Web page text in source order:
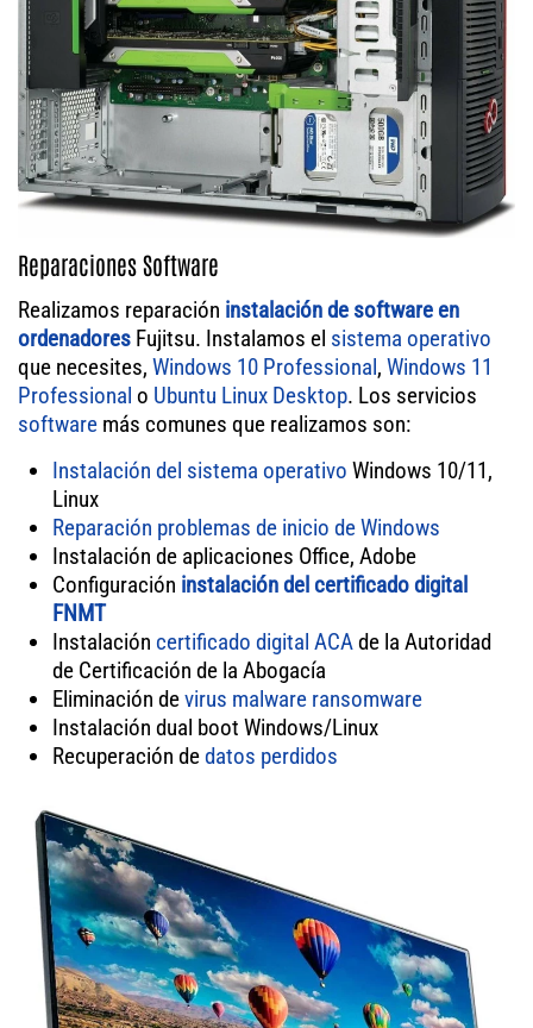
Reparaciones Software
Realizamos reparación instalación de software en
ordenadores Fujitsu. Instalamos el sistema operativo
que necesites, Windows 10 Professional, Windows 11
Professional o Ubuntu Linux Desktop. Los servicios
software más comunes que realizamos son:
Instalación del sistema operativo Windows 10/11,
Linux
Reparación problemas de inicio de Windows
Instalación de aplicaciones Office, Adobe
Configuración instalación del certificado digital
FNMT
Instalación certificado digital ACAde la Autoridad
de Certificación de la Abogacía
Eliminación devirus malware ransomware
Instalación dual boot Windows/Linux
Recuperación dedatos perdidos